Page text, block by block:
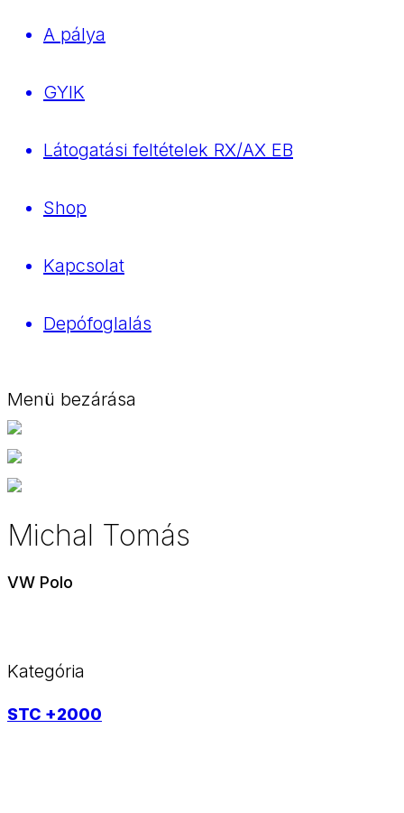
A pálya
GYIK
Látogatási feltételek RX/AX EB
Shop
Kapcsolat
Depófoglalás
Menü bezárása
Michal Tomás
VW Polo
Kategória
STC +2000